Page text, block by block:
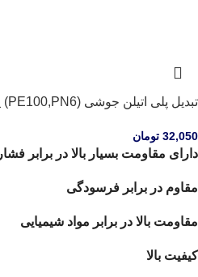
تبدیل پلی اتیلن جوشی (PE100,PN6) پلی ران
32,050 تومان
دارای مقاومت بسیار بالا در برابر فشار
مقاوم در برابر فرسودگی
مقاومت بالا در برابر مواد شیمیایی
کیفیت بالا